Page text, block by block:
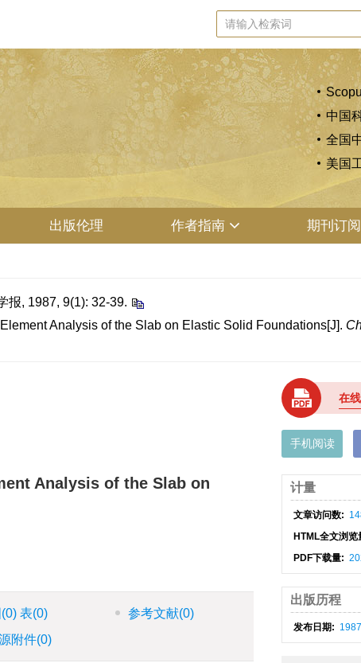
中国
全国
美国
出版伦理 作者指南 期刊订阅
报, 1987, 9(1): 32-39.
Analysis of the Slab on Elastic Solid Foundations[J].
Analysis of the Slab on
(0) 表(0) 参考文献(0)
附件(0)
在
手机阅读
计量
文章访问数:
HTML全文浏览
PDF下载量:
出版历程
发布日期: